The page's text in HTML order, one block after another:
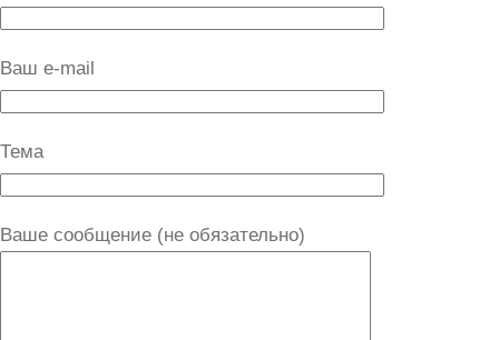
Ваш e-mail
Тема
Ваше сообщение (не обязательно)